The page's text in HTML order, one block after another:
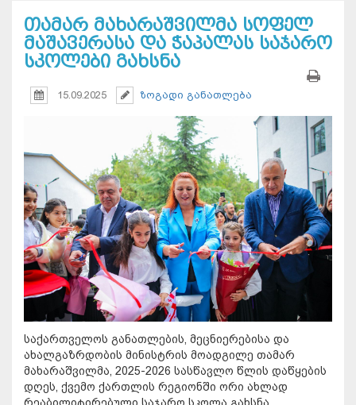
თამარ მახარაშვილმა სოფელ
მაშავერასა და ჭაპალას საჯარო
სკოლები გახსნა
15.09.2025 ზოგადი განათლება
საქართველოს განათლების, მეცნიერებისა და
ახალგაზრდობის მინისტრის მოადგილე თამარ
მახარაშვილმა, 2025-2026 სასწავლო წლის დაწყების
დღეს, ქვემო ქართლის რეგიონში ორი ახლად